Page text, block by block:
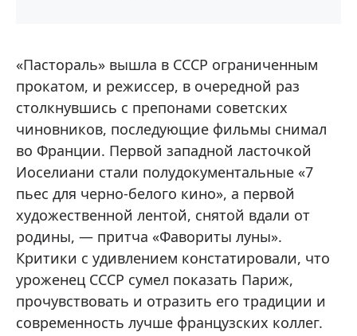
«Пастораль» вышла в СССР ограниченным
прокатом, и режиссер, в очередной раз
столкнувшись с препонами советских
чиновников, последующие фильмы снимал
во Франции. Первой западной ласточкой
Иоселиани стали полудокументальные «7
пьес для черно-белого кино», а первой
художественной лентой, снятой вдали от
родины, — притча «Фавориты луны».
Критики с удивлением констатировали, что
уроженец СССР сумел показать Париж,
прочувствовать и отразить его традиции и
современность лучше французских коллег.